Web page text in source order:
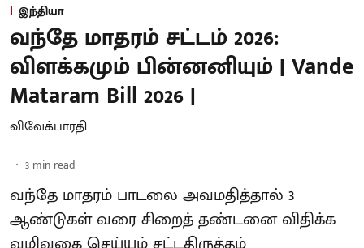
இந்தியா
வந்தே மாதரம் சட்டம் 2026:
விளக்கமும் பின்னனியும் | Vande
Mataram Bill 2026 |
விவேக்பாரதி
3 min read
வந்தே மாதரம் பாடலை அவமதித்தால் 3
ஆண்டுகள் வரை சிறைத் தண்டனை விதிக்க